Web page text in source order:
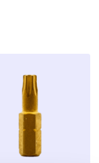
trempé
noir
propre et une
la corrosion.
lentille avec des
fraisage sans